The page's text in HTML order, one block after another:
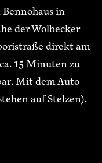
in
der Wolbecker
direkt am
15 Minuten zu
Mit dem Auto
auf Stelzen).